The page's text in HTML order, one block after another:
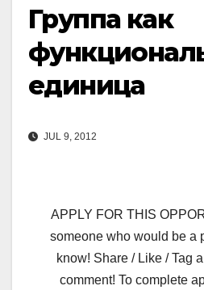
Группа как
единица
JUL 9, 2012
APPLY FOR THIS
someone who would be a
know! Share / Like / Tag
comment! To complete